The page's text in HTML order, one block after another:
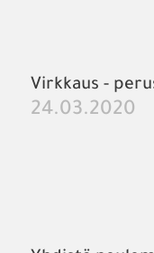
Virkkaus -
24.03.2020